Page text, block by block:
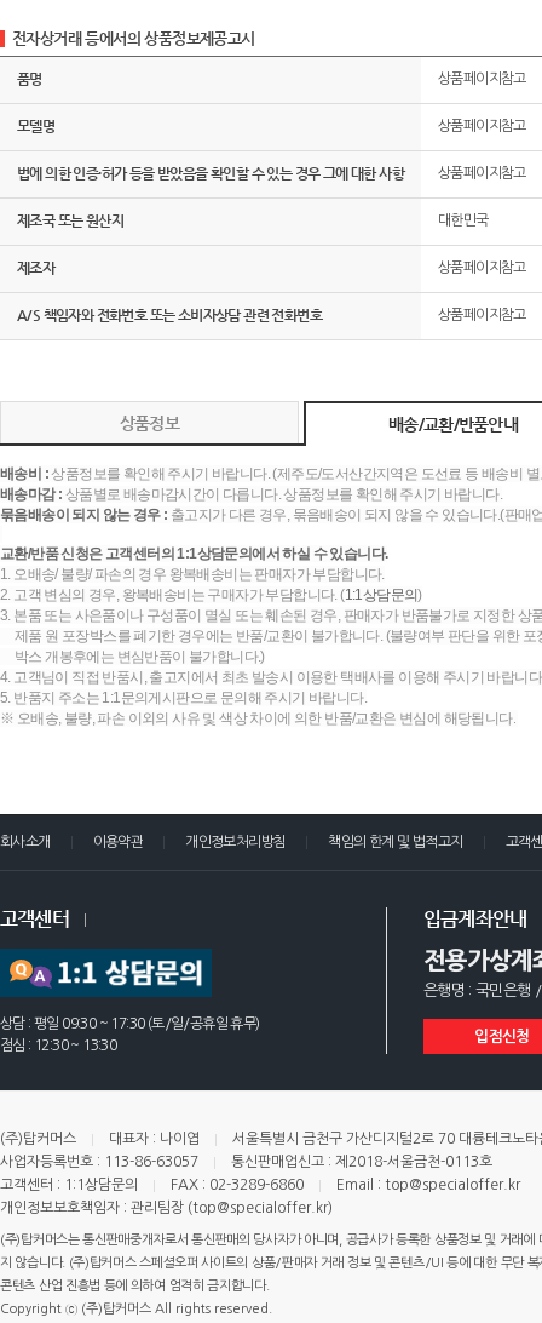
전자상거래 등에서의 상품정보제공고시
품명 상품페이지참고
모델명 상품페이지참고
법에 의한 인증·허가 등을 받았음을 확인할 수 있는 경우 그에 대한 사항 상품페이지참고
제조국 또는 원산지 대한민국
제조자 상품페이지참고
A/S 책임자와 전화번호 또는 소비자상담 관련 전화번호 상품페이지참고
상품정보 배송/교환/반품안내
배송비 :상품정보를 확인해 주시기 바랍니다. (제주도/도서산간지역은 도선료 등 배송비
배송마감 : 상품별로 배송마감시간이 다릅니다. 상품정보를 확인해 주시기 바랍니다.
묶음배송이 되지 않는 경우 : 출고지가 다른 경우, 묶음배송이 되지 않을 수 있습니다.(판
교환/반품 신청은 고객센터의 1:1상담문의에서 하실 수 있습니다.
1. 오배송/ 불량/ 파손의 경우 왕복배송비는 판매자가 부담합니다.
2. 고객 변심의 경우, 왕복배송비는 구매자가 부담합니다. (1:1상담문의)
3. 본품 또는 사은품이나 구성품이 멸실 또는 훼손된 경우, 판매자가 반품불가로 지정한 상
제품 원 포장박스를 폐기한 경우에는 반품/교환이 불가합니다. (불량여부 판단을 위한
박스 개봉후에는 변심반품이 불가합니다.)
4. 고객님이 직접 반품시, 출고지에서 최초 발송시 이용한 택배사를 이용해 주시기 바랍니
5. 반품지 주소는 1:1문의게시판으로 문의해 주시기 바랍니다.
※ 오배송, 불량, 파손 이외의 사유 및 색상 차이에 의한 반품/교환은 변심에 해당됩니다.
회사소개 이용약관 개인정보처리방침 책임의 한계 및 법적고지 고객
고객센터
상담 : 평일 09:30 ~ 17:30 (토/일/공휴일 휴무)
점심 : 12:30 ~ 13:30
입금계좌안내
전용가상계
은행명 : 국민은행
입점신청
(주)탑커머스 대표자 : 나이엽
서울특별시 금천구 가산디지털2로 70 대륭테크노
사업자등록번호 : 113-86-63057
통신판매업신고 : 제2018-서울금천-0113호
고객센터 : 1:1상담문의
FAX : 02-3289-6860
Email : top@specialoffer.kr
개인정보보호책임자 : 관리팀장 (top@specialoffer.kr)
(주)탑커머스는 통신판매중개자로서 통신판매의 당사자가 아니며, 공급사가 등록한 상품정보 및 거래
지 않습니다. (주)탑커머스 스페셜오퍼 사이트의 상품/판매자 거래 정보 및 콘텐츠/UI 등에 대한 무단
콘텐츠 산업 진흥법 등에 의하여 엄격히 금지합니다.
Copyright ⓒ (주)탑커머스 All rights reserved.